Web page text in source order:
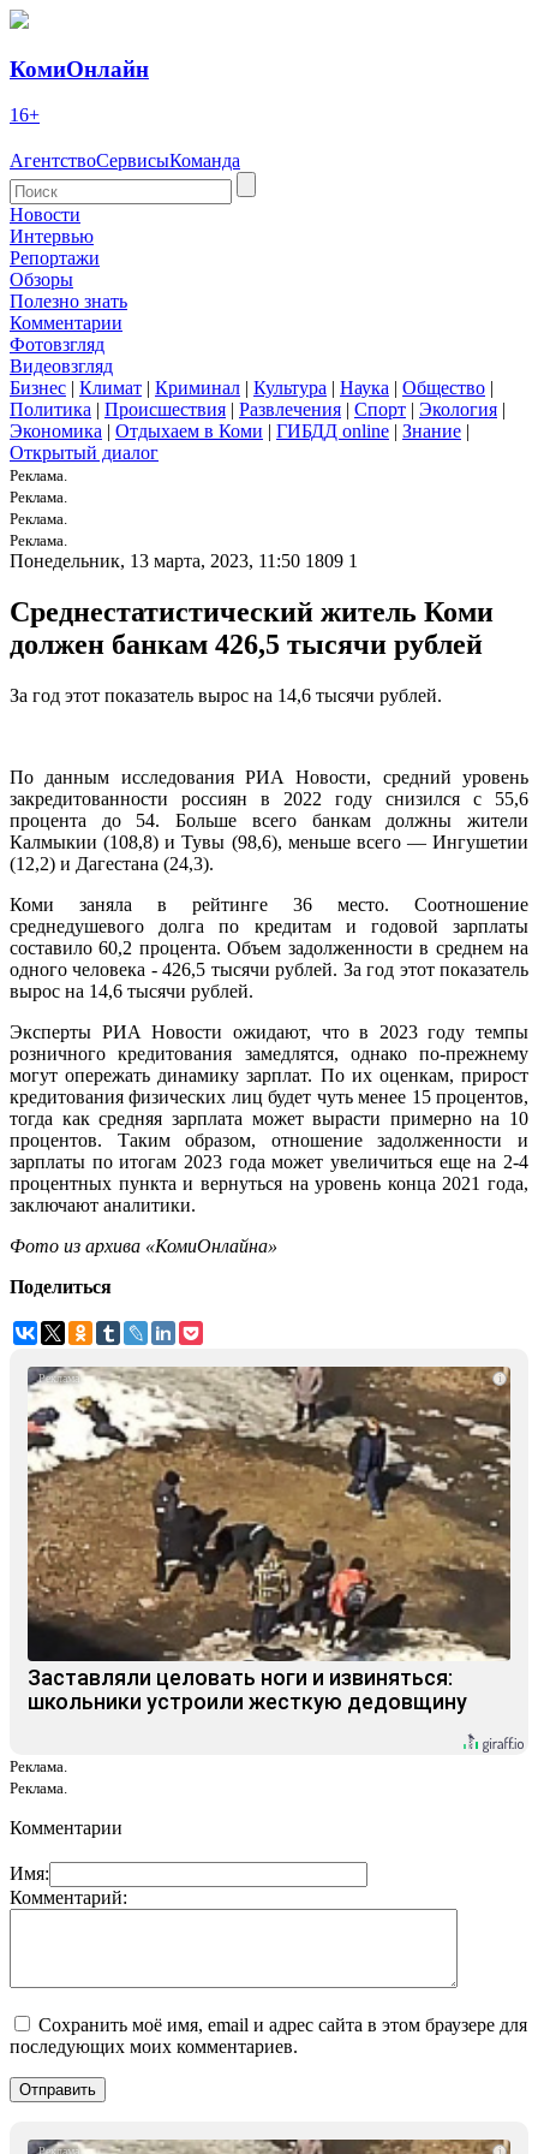
КомиОнлайн
16+
АгентствоСервисыКоманда
Новости
Интервью
Репортажи
Обзоры
Полезно знать
Комментарии
Фотовзгляд
Видеовзгляд
Бизнес | Климат | Криминал | Культура | Наука | Общество |
Политика | Происшествия | Развлечения | Спорт | Экология |
Экономика | Отдыхаем в Коми | ГИБДД online | Знание |
Открытый диалог
Реклама.
Реклама.
Реклама.
Реклама.
Понедельник, 13 марта, 2023, 11:50 1809 1
Среднестатистический житель Коми
должен банкам 426,5 тысячи рублей
За год этот показатель вырос на 14,6 тысячи рублей.
По данным исследования РИА Новости, средний уровень
закредитованности россиян в 2022 году снизился с 55,6
процента до 54. Больше всего банкам должны жители
Калмыкии (108,8) и Тувы (98,6), меньше всего — Ингушетии
(12,2) и Дагестана (24,3).
Коми заняла в рейтинге 36 место. Соотношение
среднедушевого долга по кредитам и годовой зарплаты
составило 60,2 процента. Объем задолженности в среднем на
одного человека - 426,5 тысячи рублей. За год этот показатель
вырос на 14,6 тысячи рублей.
Эксперты РИА Новости ожидают, что в 2023 году темпы
розничного кредитования замедлятся, однако по-прежнему
могут опережать динамику зарплат. По их оценкам, прирост
кредитования физических лиц будет чуть менее 15 процентов,
тогда как средняя зарплата может вырасти примерно на 10
процентов. Таким образом, отношение задолженности и
зарплаты по итогам 2023 года может увеличиться еще на 2-4
процентных пункта и вернуться на уровень конца 2021 года,
заключают аналитики.
Фото из архива «КомиОнлайна»
Поделиться
i
Заставляли целовать ноги и извиняться:
школьники устроили жесткую дедовщину
Реклама.
Реклама.
Комментарии
Имя:
Комментарий:
Сохранить моё имя, email и адрес сайта в этом браузере для
последующих моих комментариев.
i